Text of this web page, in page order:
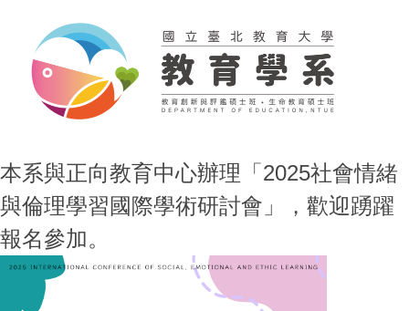
本系與正向教育中心辦理「2025社會情緒
與倫理學習國際學術研討會」，歡迎踴躍
報名參加。